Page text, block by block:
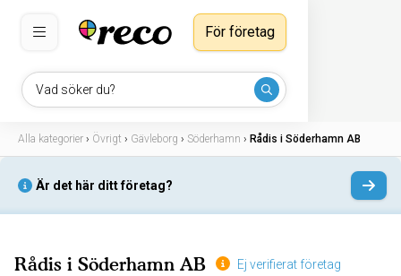
Vad söker du?
För företag
Alla kategorier › Övrigt › Gävleborg › Söderhamn › Rådis i Söderhamn AB
Är det här ditt företag?
Rådis i Söderhamn AB Ej verifierat företag